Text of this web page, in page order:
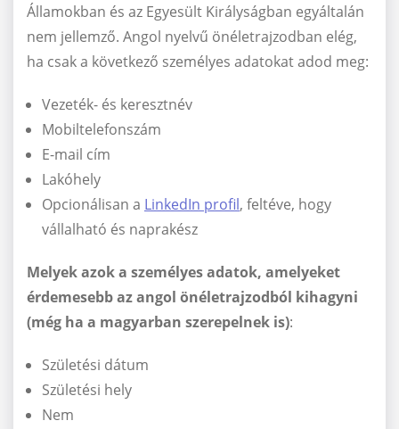
Államokban és az Egyesült Királyságban egyáltalán
nem jellemző. Angol nyelvű önéletrajzodban elég,
ha csak a következő személyes adatokat adod meg:
Vezeték- és keresztnév
Mobiltelefonszám
E-mail cím
Lakóhely
Opcionálisan a LinkedIn profil, feltéve, hogy
vállalható és naprakész
Melyek azok a személyes adatok, amelyeket
érdemesebb az angol önéletrajzodból kihagyni
(még ha a magyarban szerepelnek is):
Születési dátum
Születési hely
Nem